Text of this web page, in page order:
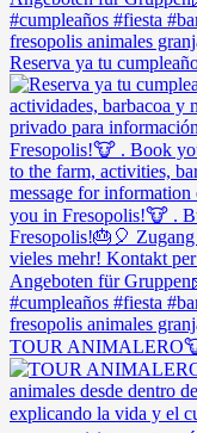
Reserva ya tu
TOUR ANIMALERO🐮